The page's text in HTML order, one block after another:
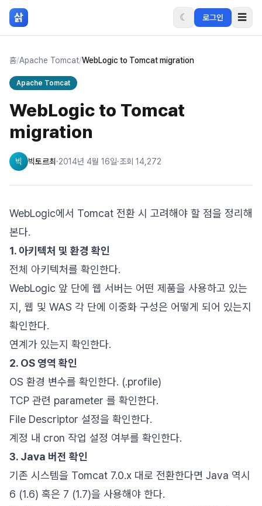
본문 바로가기
삵 ☾ 로그인 ☰
홈/Apache Tomcat/WebLogic to Tomcat migration
Apache Tomcat
WebLogic to Tomcat
migration
빅 빅토르최 ·2014년 4월 16일·조회 14,272
WebLogic에서 Tomcat 전환 시 고려해야 할 점을 정리해
본다.
1. 아키텍처 및 환경 확인
전체 아키텍처를 확인한다.
WebLogic 앞 단에 웹 서버는 어떤 제품을 사용하고 있는
지, 웹 및 WAS 각 단에 이중화 구성은 어떻게 되어 있는지
확인한다.
연계가 있는지 확인한다.
2. OS 영역 확인
OS 환경 변수를 확인한다. (.profile)
TCP 관련 parameter 를 확인한다.
File Descriptor 설정을 확인한다.
계정 내 cron 작업 설정 여부를 확인한다.
3. Java 버전 확인
기존 시스템을 Tomcat 7.0.x 대로 전환한다면 Java 역시
6 (1.6) 혹은 7 (1.7)을 사용해야 한다.